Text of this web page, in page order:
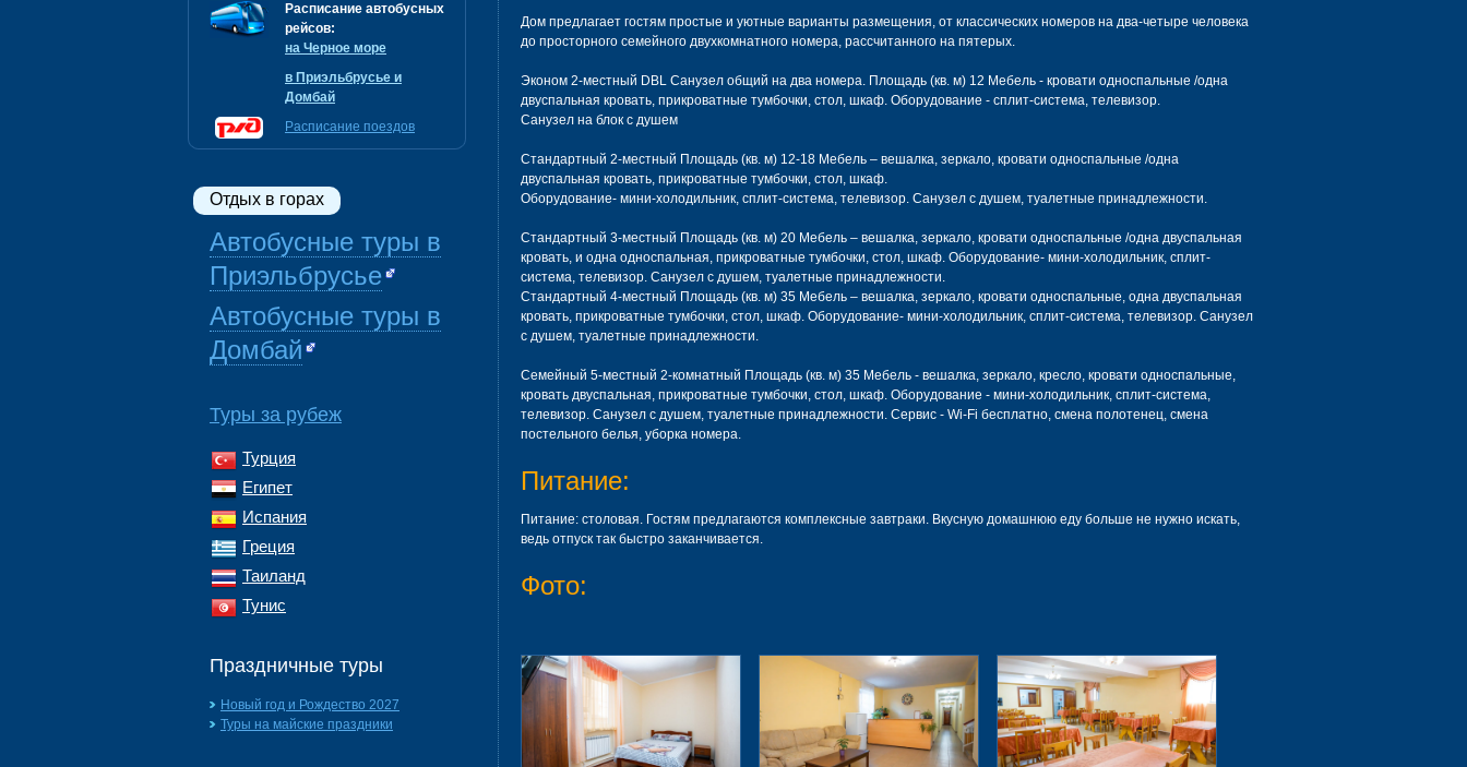
Дом предлагает гостям простые и уютные варианты размещения, от классических номеров на два-четыре человека
до просторного семейного двухкомнатного номера, рассчитанного на пятерых.
Эконом 2-местный DBL Санузел общий на два номера. Площадь (кв. м) 12 Мебель - кровати односпальные /одна
двуспальная кровать, прикроватные тумбочки, стол, шкаф. Оборудование - сплит-система, телевизор.
Санузел на блок с душем
Стандартный 2-местный Площадь (кв. м) 12-18 Мебель – вешалка, зеркало, кровати односпальные /одна
двуспальная кровать, прикроватные тумбочки, стол, шкаф.
Оборудование- мини-холодильник, сплит-система, телевизор. Санузел с душем, туалетные принадлежности.
Стандартный 3-местный Площадь (кв. м) 20 Мебель – вешалка, зеркало, кровати односпальные /одна двуспальная
кровать, и одна односпальная, прикроватные тумбочки, стол, шкаф. Оборудование- мини-холодильник, сплит-
система, телевизор. Санузел с душем, туалетные принадлежности.
Стандартный 4-местный Площадь (кв. м) 35 Мебель – вешалка, зеркало, кровати односпальные, одна двуспальная
кровать, прикроватные тумбочки, стол, шкаф. Оборудование- мини-холодильник, сплит-система, телевизор. Санузел
с душем, туалетные принадлежности.
Семейный 5-местный 2-комнатный Площадь (кв. м) 35 Мебель - вешалка, зеркало, кресло, кровати односпальные,
кровать двуспальная, прикроватные тумбочки, стол, шкаф. Оборудование - мини-холодильник, сплит-система,
телевизор. Санузел с душем, туалетные принадлежности. Сервис - Wi-Fi бесплатно, смена полотенец, смена
постельного белья, уборка номера.
Питание:
Питание: столовая. Гостям предлагаются комплексные завтраки. Вкусную домашнюю еду больше не нужно искать,
ведь отпуск так быстро заканчивается.
Фото:
Расписание автобусных
рейсов:
на Черное море
в Приэльбрусье и
Домбай
Расписание поездов
Отдых в горах
Автобусные туры в
Приэльбрусье
Автобусные туры в
Домбай
Туры за рубеж
Турция
Египет
Испания
Греция
Таиланд
Тунис
Праздничные туры
Новый год и Рождество 2027
Туры на майские праздники